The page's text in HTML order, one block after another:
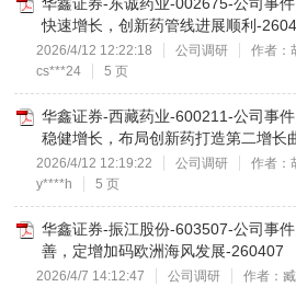
快速增长，创新药管线进展顺利-
2026/4/12 12:22:18 公司调研 作者：
cs***24
5 页
华鑫证券-西藏药业-600211-公司事
稳健增长，布局创新药打造第二增长
2026/4/12 12:19:22 公司调研 作者：
y****h
5 页
华鑫证券-振江股份-603507-公司事
善，定增加码欧洲海风发展-260407
2026/4/7 14:12:47 公司调研 作者：